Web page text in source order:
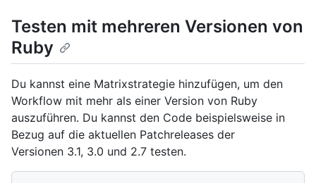
Testen mit mehreren Versionen von
Ruby
Du kannst eine Matrixstrategie hinzufügen, um den
Workflow mit mehr als einer Version von Ruby
auszuführen. Du kannst den Code beispielsweise in
Bezug auf die aktuellen Patchreleases der
Versionen 3.1, 3.0 und 2.7 testen.